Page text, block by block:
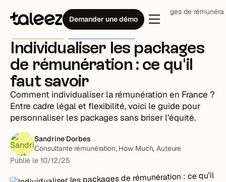
Demander une démo
Blog Stratégie RH Individualiser les packages de
Le nerf de la REM
Individualiser les packages
de rémunération : ce qu'il
faut savoir
Comment individualiser la rémunération en France ?
Entre cadre légal et flexibilité, voici le guide pour
personnaliser les packages sans briser l'équité.
Sandrine Dorbes
Consultante rémunération, How Much, Auteure
Publié le10/12/25